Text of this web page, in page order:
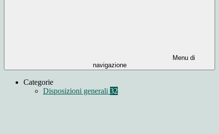
Menu di
navigazione
Categorie
Disposizioni generali 32